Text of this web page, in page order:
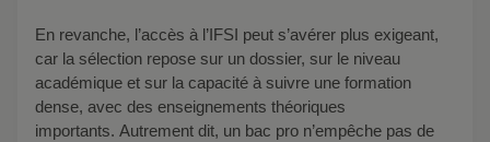
En revanche, l’accès à l’IFSI peut s’avérer plus exigeant,
car la sélection repose sur un dossier, sur le niveau
académique et sur la capacité à suivre une formation
dense, avec des enseignements théoriques
importants. Autrement dit, un bac pro n’empêche pas de